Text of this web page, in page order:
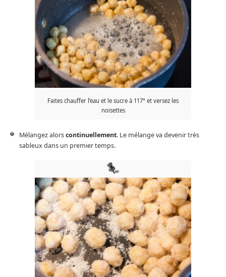
Faites chauffer l’eau et le sucre à 117° et versez les
noisettes
Mélangez alorscontinuellement. Le mélange va devenir très
sableux dans un premier temps.